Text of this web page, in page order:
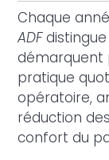
Chaque
ADFdistingue
démarquent
pratique
opératoire,
réduction
confort du